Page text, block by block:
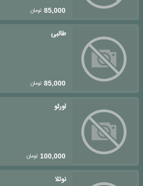
85,000 تومان
طالبی
85,000 تومان
اورئو
100,000 تومان
نوتلا